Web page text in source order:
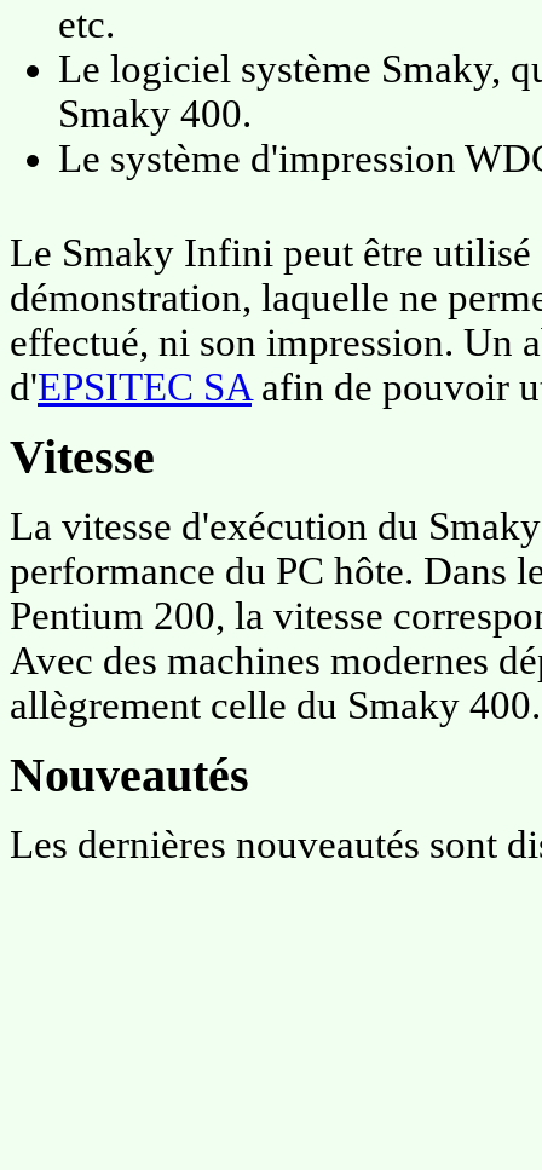
etc.
Le logiciel système Smaky,
Smaky 400.
Le système d'impression
Le Smaky Infini peut être
démonstration, laquelle ne
effectué, ni son impression. Un
d'EPSITEC SA afin de pouvoir
Vitesse
La vitesse d'exécution du
performance du PC hôte. Dans
Pentium 200, la vitesse
Avec des machines modernes
allègrement celle du Smaky 400.
Nouveautés
Les dernières nouveautés sont